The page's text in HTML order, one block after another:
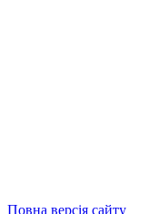
Повна версія сайту